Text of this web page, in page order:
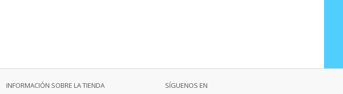
INFORMACIÓN SOBRE LA TIENDA SÍGUENOS EN